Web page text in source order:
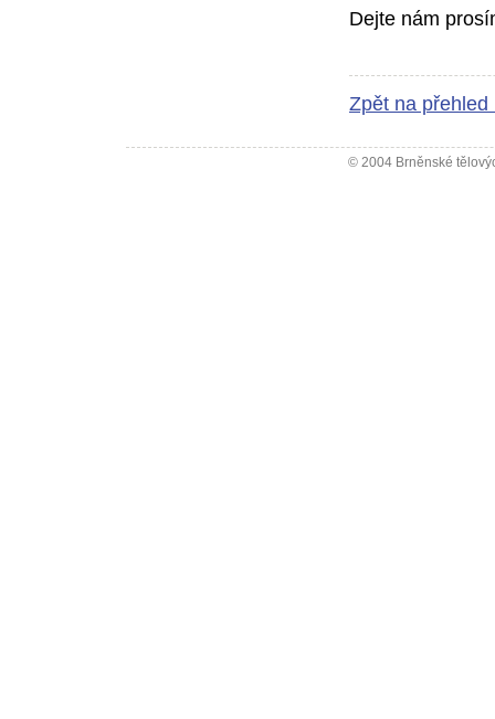
Dejte nám
Zpět na přehled
© 2004 Brněnské